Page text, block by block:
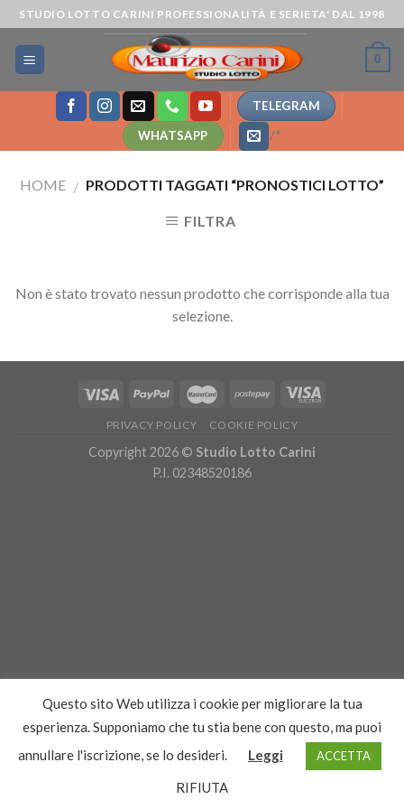
Skip
to
content
STUDIO LOTTO CARINI PROFESSIONALITÀ E SERIETA' DAL 1998
0
TELEGRAM
WHATSAPP /*
HOME / PRODOTTI TAGGATI “PRONOSTICI LOTTO”
FILTRA
Non è stato trovato nessun prodotto che corrisponde alla tua
selezione.
PRIVACY POLICY COOKIE POLICY
Copyright 2026 © Studio Lotto Carini
P.I. 02348520186
Questo sito Web utilizza i cookie per migliorare la tua
esperienza. Supponiamo che tu stia bene con questo, ma puoi
annullare l'iscrizione, se lo desideri.
Leggi ACCETTA
RIFIUTA